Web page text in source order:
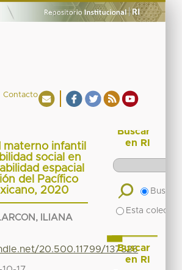
Contacto
materno infantil
social en
espacial
del Pacífico
2020
ILIANA
20.500.11799/137326
Buscar
en RI
Buscar
Esta
Buscar
en RI